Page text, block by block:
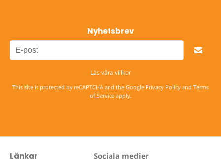
Nyhetsbrev
Läs våra villkor
This site is protected by reCAPTCHA and the Google Privacy Policy and Terms
of Serviceapply.
Länkar Sociala medier